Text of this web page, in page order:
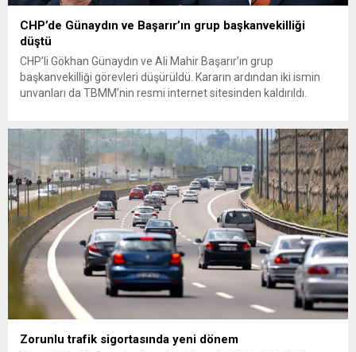
CHP’de Günaydın ve Başarır’ın grup başkanvekilliği
düştü
CHP’li Gökhan Günaydın ve Ali Mahir Başarır’ın grup
başkanvekilliği görevleri düşürüldü. Kararın ardından iki ismin
unvanları da TBMM’nin resmi internet sitesinden kaldırıldı.
çıkarma cezası uygulanmak üzere Yüksek Disiplin Kurulu’na
(YDK) sevk edilen ve partideki tüm görevlerinden...
Zorunlu trafik sigortasında yeni dönem